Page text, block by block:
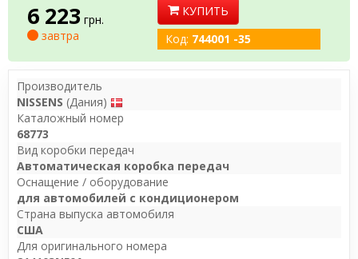
6 223 грн.
завтра
КУПИТЬ
Код: 744001 -35
Производитель
NISSENS (Дания)
Каталожный номер
68773
Вид коробки передач
Автоматическая коробка передач
Оснащение / оборудование
для автомобилей с кондиционером
Страна выпуска автомобиля
США
Для оригинального номера